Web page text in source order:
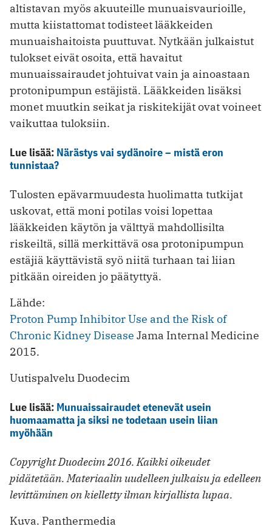
altistavan myös akuuteille munuaisvaurioille,
mutta kiistattomat todisteet lääkkeiden
munuaishaitoista puuttuvat. Nytkään julkaistut
tulokset eivät osoita, että havaitut
munuaissairaudet johtuivat vain ja ainoastaan
protonipumpun estäjistä. Lääkkeiden lisäksi
monet muutkin seikat ja riskitekijät ovat voineet
vaikuttaa tuloksiin.
Lue lisää: Närästys vai sydänoire – mistä eron
tunnistaa?
Tulosten epävarmuudesta huolimatta tutkijat
uskovat, että moni potilas voisi lopettaa
lääkkeiden käytön ja välttyä mahdollisilta
riskeiltä, sillä merkittävä osa protonipumpun
estäjiä käyttävistä syö niitä turhaan tai liian
pitkään oireiden jo päätyttyä.
Lähde:
Proton Pump Inhibitor Use and the Risk of
Chronic Kidney Disease Jama Internal Medicine
2015.
Uutispalvelu Duodecim
Lue lisää: Munuaissairaudet etenevät usein
huomaamatta ja siksi ne todetaan usein liian
myöhään
Copyright Duodecim 2016. Kaikki oikeudet
pidätetään. Materiaalin uudelleen julkaisu ja edelleen
levittäminen on kielletty ilman kirjallista lupaa.
Kuva. Panthermedia